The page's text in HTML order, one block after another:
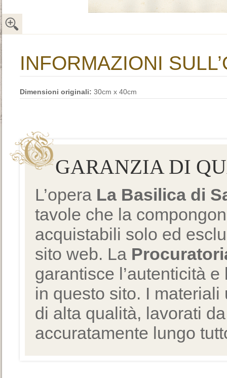
INFORMAZIONI
Dimensioni originali: 30cm x 40cm
GARANZIA DI
L’opera La Basilica di
tavole che la
acquistabili solo ed
sito web. La
garantisce l’autenticità
in questo sito. I
di alta qualità, lavorati
accuratamente lungo